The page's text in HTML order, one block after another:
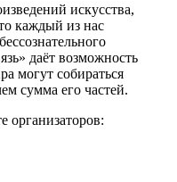
искусства,
каждый из нас
даёт возможность
могут собираться
сумма его частей.
организаторов: